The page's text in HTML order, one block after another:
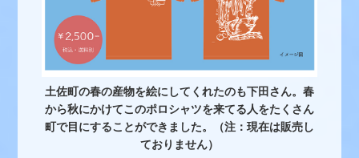
土佐町の春の産物を絵にしてくれたのも下田さん。春
から秋にかけてこのポロシャツを来てる人をたくさん
町で目にすることができました。（注：現在は販売し
ておりません）